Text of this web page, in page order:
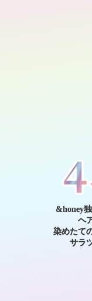
ヘ
染めたて
ヘ
染めたて
&honey
ヘ
染めたて
サラ
ヘ
染めたて
&honey
ヘ
染めたて
サラ